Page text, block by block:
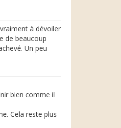
à dévoiler
de beaucoup
Un peu
bien comme il
Cela reste plus